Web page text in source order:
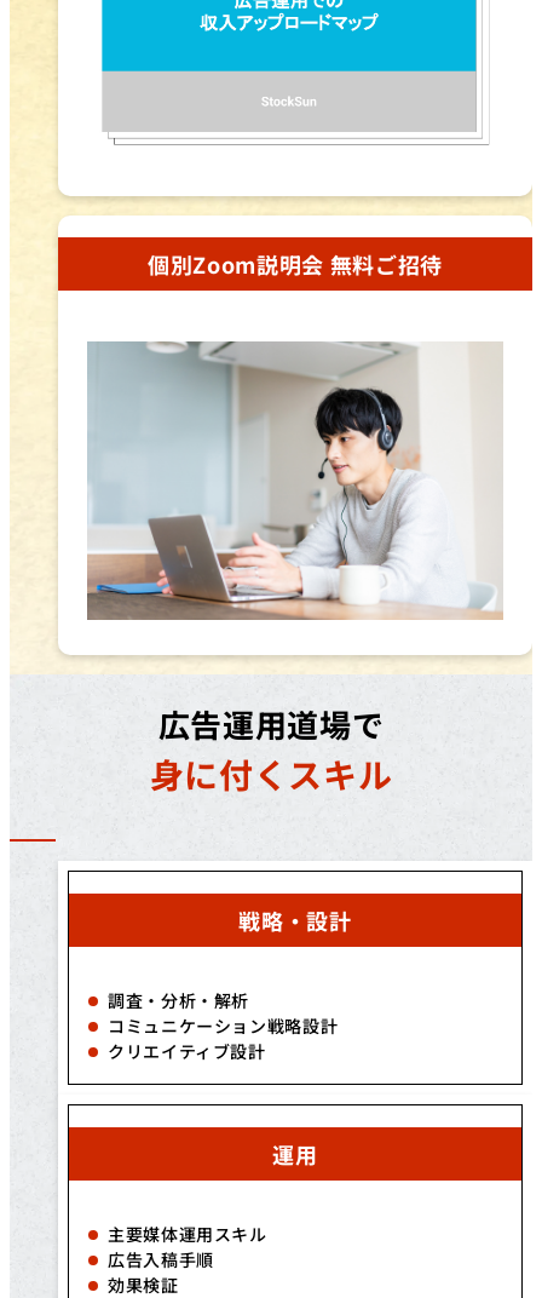
個別Zoom説明会 無料ご招待
広告運用道場で
身に付くスキル
戦略・設計
調査・分析・解析
コミュニケーション戦略設計
クリエイティブ設計
運用
主要媒体運用スキル
広告入稿手順
効果検証